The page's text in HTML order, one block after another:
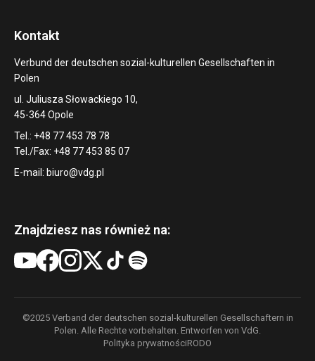
Kontakt
Verbund der deutschen sozial-kulturellen Gesellschaften in
Polen
ul. Juliusza Słowackiego 10,
45-364 Opole
Tel.: +48 77 453 78 78
Tel./Fax: +48 77 453 85 07
E-mail: biuro@vdg.pl
Znajdziesz nas również na:
©2025 Verband der deutschen sozial-kulturellen Gesellschaftern in
Polen. Alle Rechte vorbehalten. Entworfen von VdG.
Polityka prywatnościRODO